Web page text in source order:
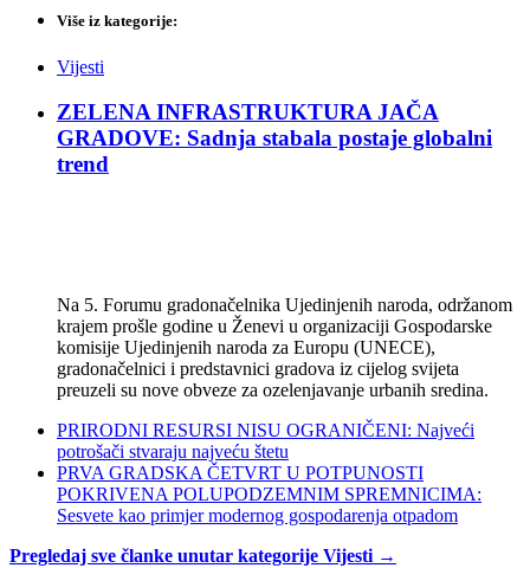
Više iz kategorije:
Vijesti
ZELENA INFRASTRUKTURA JAČA
GRADOVE: Sadnja stabala postaje globalni
trend
Na 5. Forumu gradonačelnika Ujedinjenih naroda, održanom
krajem prošle godine u Ženevi u organizaciji Gospodarske
komisije Ujedinjenih naroda za Europu (UNECE),
gradonačelnici i predstavnici gradova iz cijelog svijeta
preuzeli su nove obveze za ozelenjavanje urbanih sredina.
PRIRODNI RESURSI NISU OGRANIČENI: Najveći
potrošači stvaraju najveću štetu
PRVA GRADSKA ČETVRT U POTPUNOSTI
POKRIVENA POLUPODZEMNIM SPREMNICIMA:
Sesvete kao primjer modernog gospodarenja otpadom
Pregledaj sve članke unutar kategorije Vijesti →